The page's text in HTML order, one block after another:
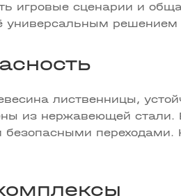
игровые сценарии и
универсальным
лиственницы,
из нержавеющей
переходами.